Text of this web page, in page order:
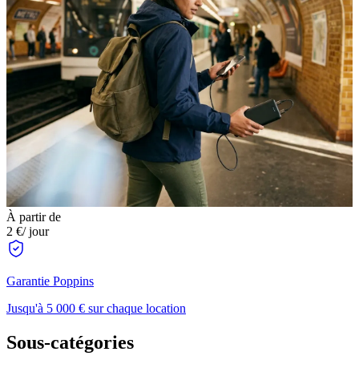
À partir de
2 €/ jour
Garantie Poppins
Jusqu'à 5 000 € sur chaque location
Sous-catégories